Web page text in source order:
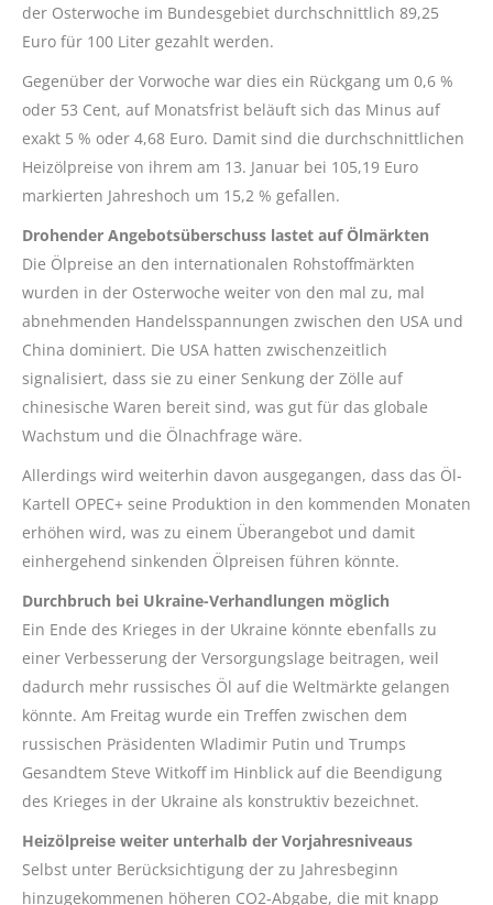
der Osterwoche im Bundesgebiet durchschnittlich 89,25
Euro für 100 Liter gezahlt werden.
Gegenüber der Vorwoche war dies ein Rückgang um 0,6 %
oder 53 Cent, auf Monatsfrist beläuft sich das Minus auf
exakt 5 % oder 4,68 Euro. Damit sind die durchschnittlichen
Heizölpreise von ihrem am 13. Januar bei 105,19 Euro
markierten Jahreshoch um 15,2 % gefallen.
Drohender Angebotsüberschuss lastet auf Ölmärkten
Die Ölpreise an den internationalen Rohstoffmärkten
wurden in der Osterwoche weiter von den mal zu, mal
abnehmenden Handelsspannungen zwischen den USA und
China dominiert. Die USA hatten zwischenzeitlich
signalisiert, dass sie zu einer Senkung der Zölle auf
chinesische Waren bereit sind, was gut für das globale
Wachstum und die Ölnachfrage wäre.
Allerdings wird weiterhin davon ausgegangen, dass das Öl-
Kartell OPEC+ seine Produktion in den kommenden Monaten
erhöhen wird, was zu einem Überangebot und damit
einhergehend sinkenden Ölpreisen führen könnte.
Durchbruch bei Ukraine-Verhandlungen möglich
Ein Ende des Krieges in der Ukraine könnte ebenfalls zu
einer Verbesserung der Versorgungslage beitragen, weil
dadurch mehr russisches Öl auf die Weltmärkte gelangen
könnte. Am Freitag wurde ein Treffen zwischen dem
russischen Präsidenten Wladimir Putin und Trumps
Gesandtem Steve Witkoff im Hinblick auf die Beendigung
des Krieges in der Ukraine als konstruktiv bezeichnet.
Heizölpreise weiter unterhalb der Vorjahresniveaus
Selbst unter Berücksichtigung der zu Jahresbeginn
hinzugekommenen höheren CO2-Abgabe, die mit knapp